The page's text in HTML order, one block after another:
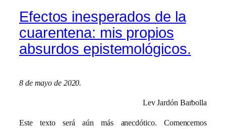
Efectos inesperados de la
cuarentena: mis propios
absurdos epistemológicos.
8 de mayo de 2020.
Lev Jardón Barbolla
Este texto será aún más anecdótico. Comencemos